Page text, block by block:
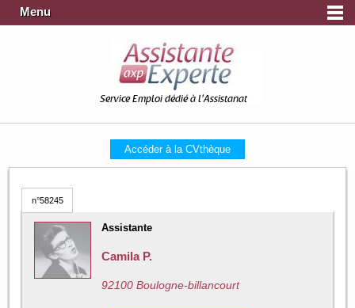
Menu
Service Emploi dédié à l'Assistanat
Accéder à la CVthèque
n°58245
Assistante
Camila P.
92100 Boulogne-billancourt